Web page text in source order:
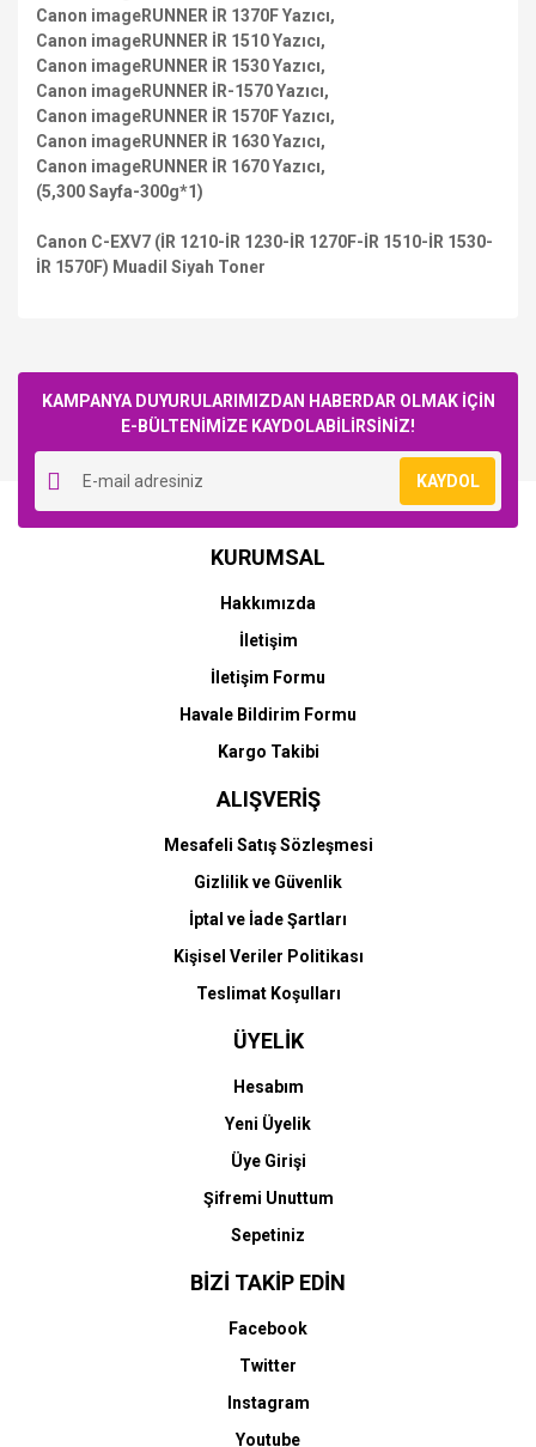
Canon imageRUNNER İR 1370F Yazıcı,
Canon imageRUNNER İR 1510 Yazıcı,
Canon imageRUNNER İR 1530 Yazıcı,
Canon imageRUNNER İR-1570 Yazıcı,
Canon imageRUNNER İR 1570F Yazıcı,
Canon imageRUNNER İR 1630 Yazıcı,
Canon imageRUNNER İR 1670 Yazıcı,
(5,300 Sayfa-300g*1)
Canon C-EXV7 (İR 1210-İR 1230-İR 1270F-İR 1510-İR 1530-
İR 1570F) Muadil Siyah Toner
KAMPANYA DUYURULARIMIZDAN HABERDAR OLMAK İÇİN
E-BÜLTENİMİZE KAYDOLABİLİRSİNİZ!
KAYDOL
KURUMSAL
Hakkımızda
İletişim
İletişim Formu
Havale Bildirim Formu
Kargo Takibi
ALIŞVERİŞ
Mesafeli Satış Sözleşmesi
Gizlilik ve Güvenlik
İptal ve İade Şartları
Kişisel Veriler Politikası
Teslimat Koşulları
ÜYELİK
Hesabım
Yeni Üyelik
Üye Girişi
Şifremi Unuttum
Sepetiniz
BİZİ TAKİP EDİN
Facebook
Twitter
Instagram
Youtube